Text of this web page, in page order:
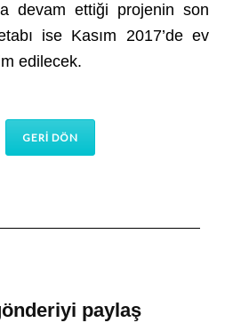
devam ettiği projenin son
ise Kasım 2017’de ev
edilecek.
GERİ DÖN
paylaş